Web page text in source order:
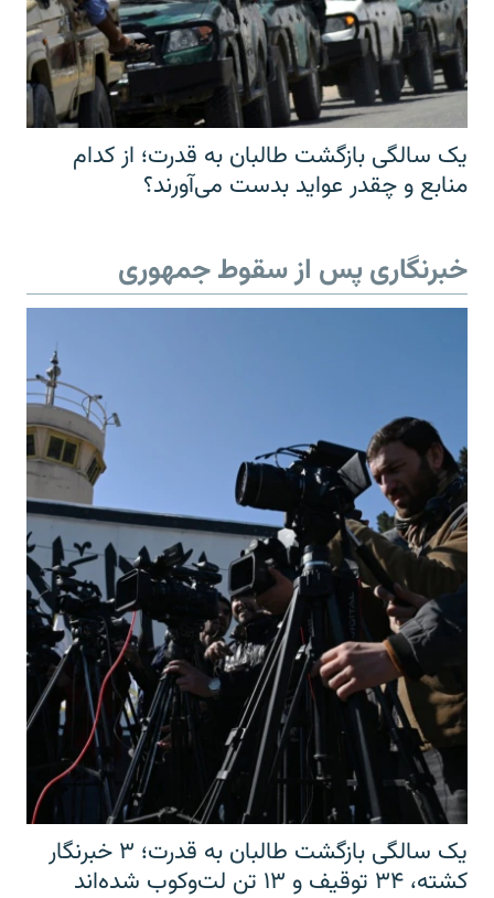
یک سالگی بازگشت طالبان به قدرت؛ از کدام
منابع و چقدر عواید بدست می‌آورند؟
خبرنگاری پس از سقوط جمهوری
یک سالگی بازگشت طالبان به قدرت؛ ۳ خبرنگار
کشته، ۳۴ توقیف و ۱۳ تن لت‌وکوب شده‌اند